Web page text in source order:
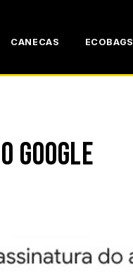
CANECAS ECOBAGS
GOOGLE